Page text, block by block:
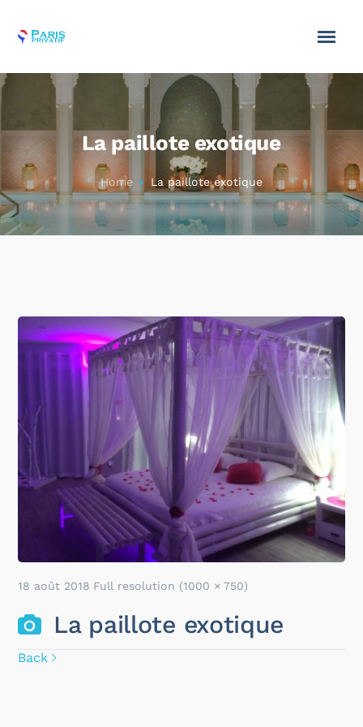
La paillote exotique
Home La paillote exotique
18 août 2018 Full resolution (1000 × 750)
La paillote exotique
Back